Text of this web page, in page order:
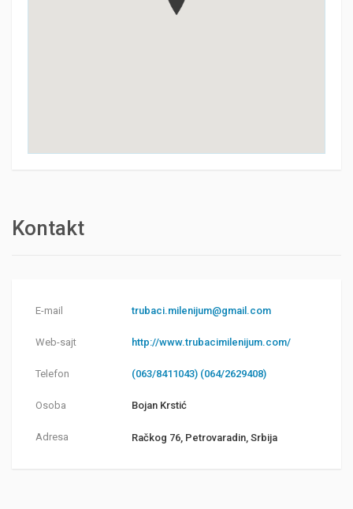
Kontakt
E-mail trubaci.milenijum@gmail.com
Web-sajt http://www.trubacimilenijum.com/
Telefon (063/8411043) (064/2629408)
Osoba Bojan Krstić
Adresa Račkog 76, Petrovaradin, Srbija